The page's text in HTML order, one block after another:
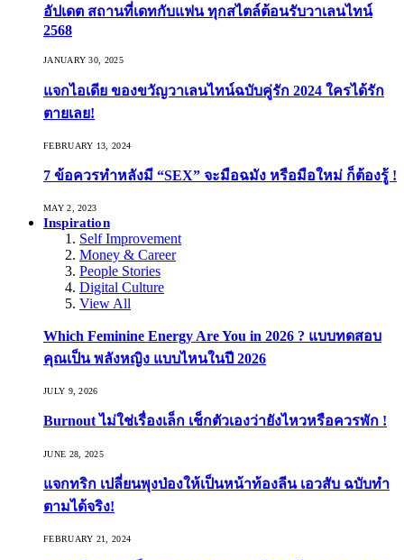
อัปเดต สถานที่เดทกับแฟน ทุกสไตล์ต้อนรับวาเลนไทน์
2568
JANUARY 30, 2025
แจกไอเดีย ของขวัญวาเลนไทน์ฉบับคู่รัก 2024 ใครได้รัก
ตายเลย!
FEBRUARY 13, 2024
7 ข้อควรทำหลังมี “SEX” จะมือฉมัง หรือมือใหม่ ก็ต้องรู้ !
MAY 2, 2023
Inspiration
Self Improvement
Money & Career
People Stories
Digital Culture
View All
Which Feminine Energy Are You in 2026 ? แบบทดสอบ
คุณเป็น พลังหญิง แบบไหนในปี 2026
JULY 9, 2026
Burnout ไม่ใช่เรื่องเล็ก เช็กตัวเองว่ายังไหวหรือควรพัก !
JUNE 28, 2025
แจกทริก เปลี่ยนพุงป่องให้เป็นหน้าท้องลีน เอวสับ ฉบับทำ
ตามได้จริง!
FEBRUARY 21, 2024